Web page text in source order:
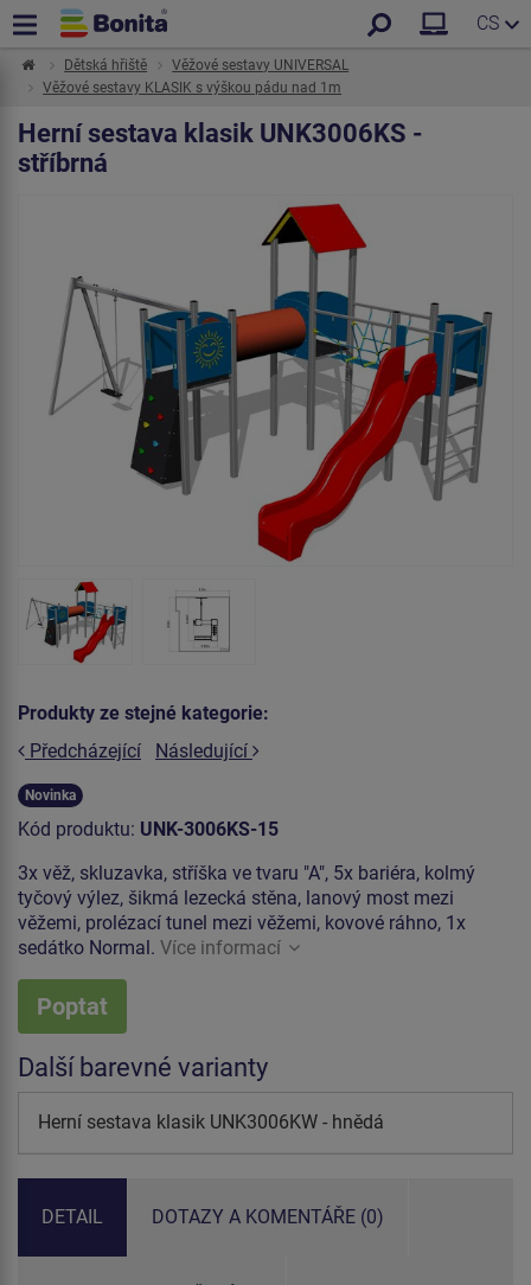
CS
Dětská hřiště
Věžové sestavy UNIVERSAL
Věžové sestavy KLASIK s výškou pádu nad 1m
Herní sestava klasik UNK3006KS -
stříbrná
Produkty ze stejné kategorie:
Předcházející
Následující
Novinka
Kód produktu: UNK-3006KS-15
3x věž, skluzavka, stříška ve tvaru "A", 5x bariéra, kolmý
tyčový výlez, šikmá lezecká stěna, lanový most mezi
věžemi, prolézací tunel mezi věžemi, kovové ráhno, 1x
sedátko Normal. Více informací
Poptat
Další barevné varianty
Herní sestava klasik UNK3006KW - hnědá
DETAIL DOTAZY A KOMENTÁŘE (0)